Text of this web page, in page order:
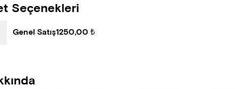
Seçenekleri
Genel Satış1250,00 ₺